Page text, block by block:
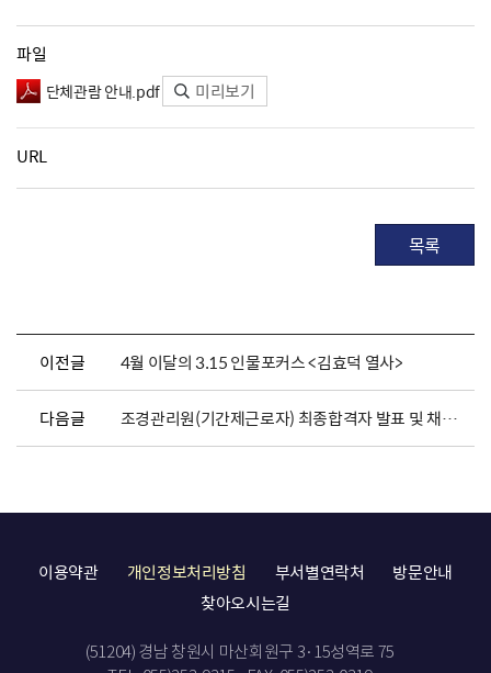
파일
단체관람 안내.pdf 미리보기
URL
목록
이전글 4월 이달의 3.15 인물포커스 <김효덕 열사>
다음글 조경관리원(기간제근로자) 최종합격자 발표 및 채용서류 제출 안내
이용약관 개인정보처리방침 부서별연락처
방문안내
찾아오시는길
(51204) 경남 창원시 마산회원구 3·15성역로 75